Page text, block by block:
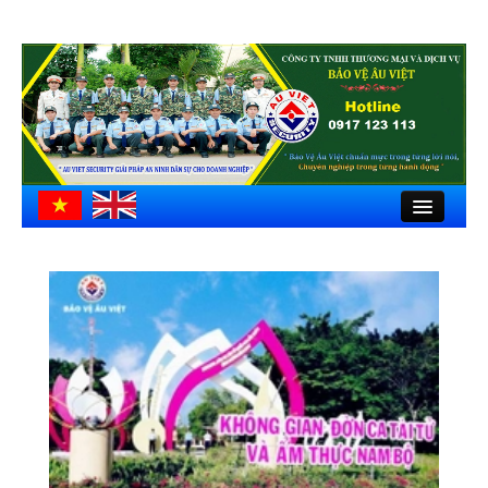
Trang chủ
Giới thiệu
Hồ sơ công ty